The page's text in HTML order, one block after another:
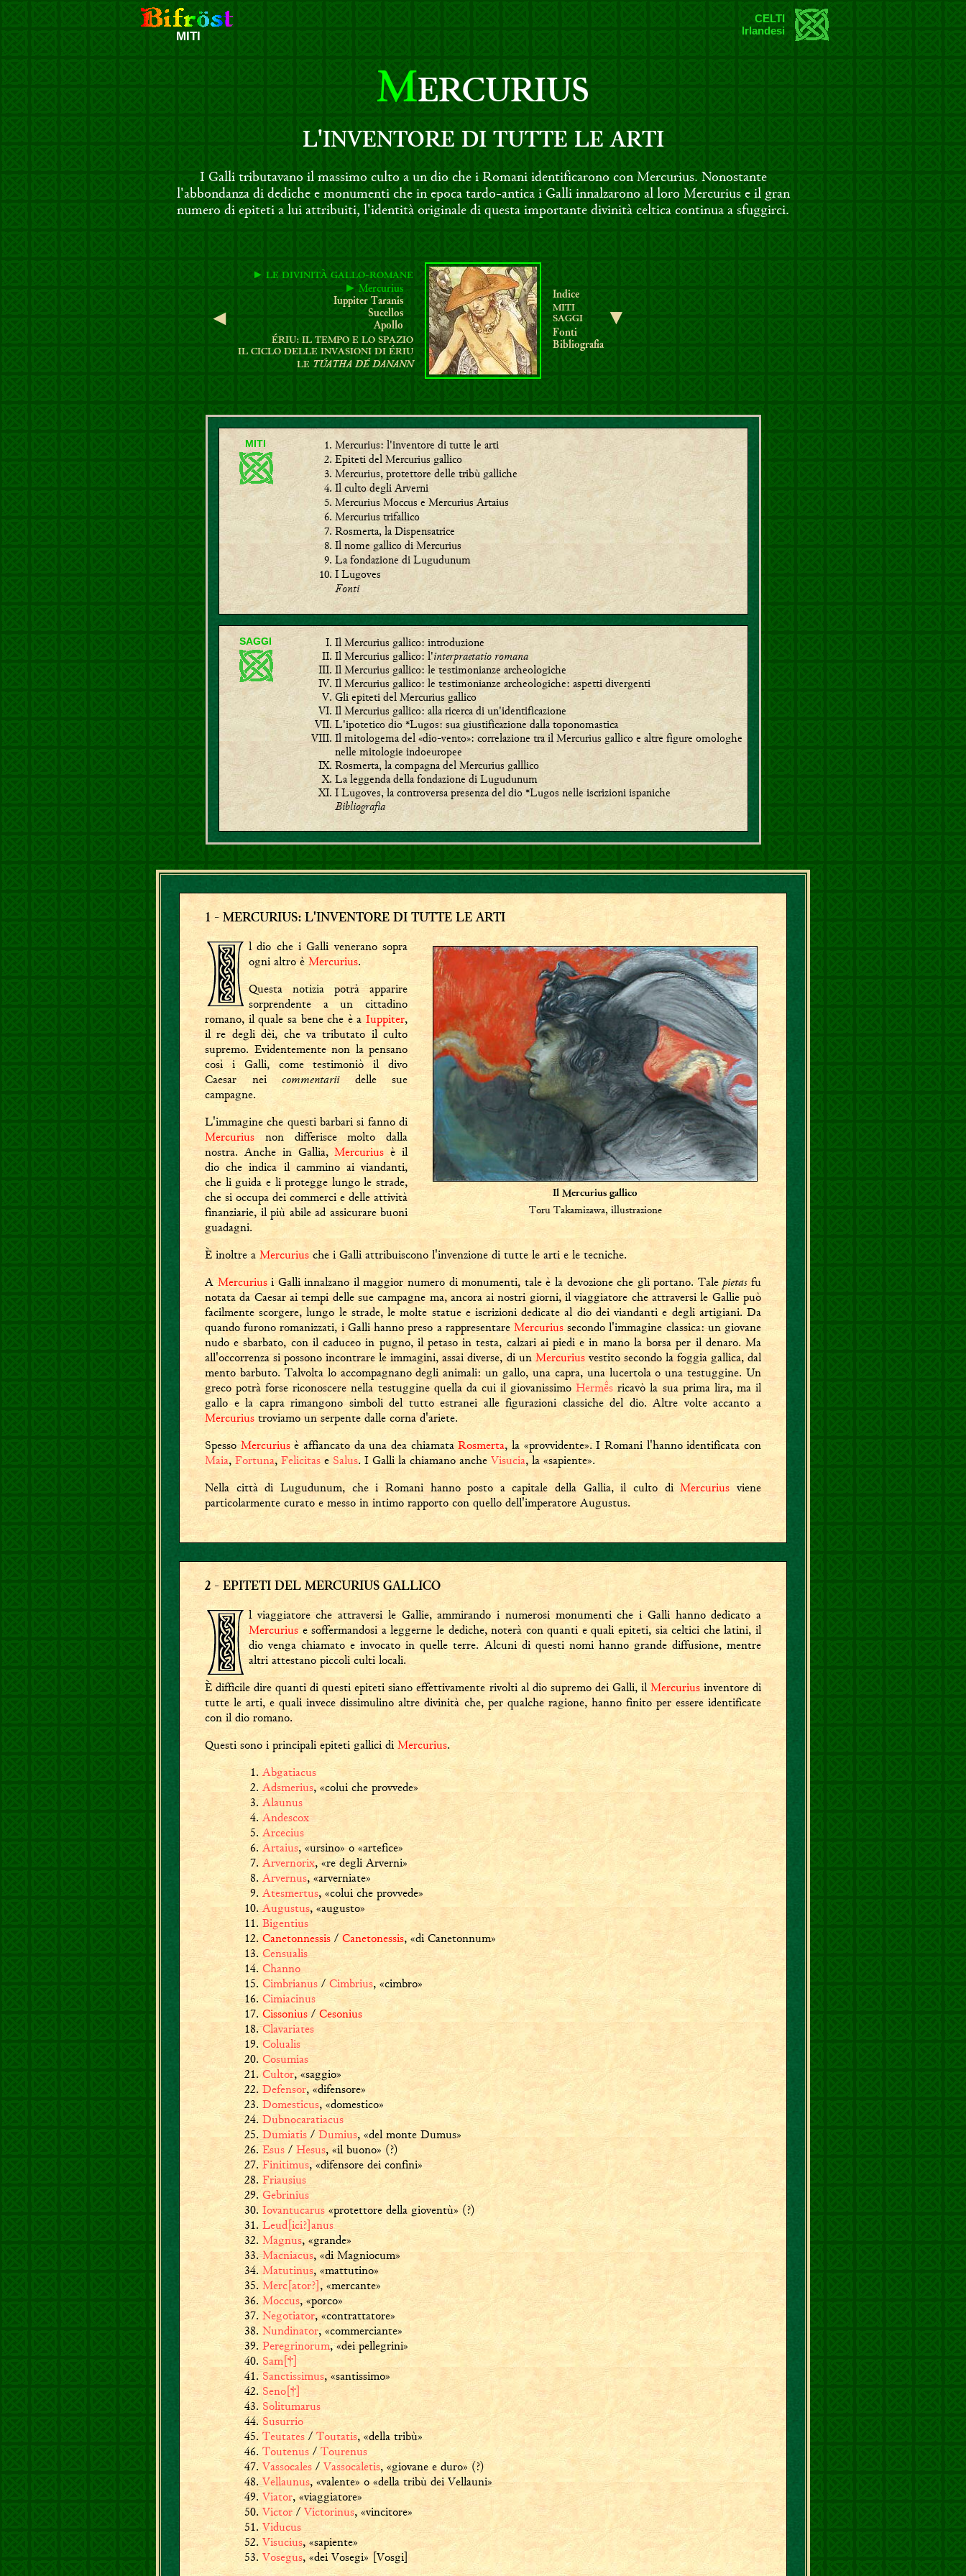
MITI
CELTI
Irlandesi
MERCURIUS
L'INVENTORE DI TUTTE LE ARTI
I Galli tributavano il massimo culto a un dio che i Romani identificarono con Mercurius. Nonostante
l'abbondanza di dediche e monumenti che in epoca tardo-antica i Galli innalzarono al loro Mercurius e il gran
numero di epiteti a lui attribuiti, l'identità originale di questa importante divinità celtica continua a sfuggirci.
◄
► LE DIVINITÀ GALLO-ROMANE
► Mercurius
Iuppiter Taranis
Sucellos
Apollo
ÉRIU: IL TEMPO E LO SPAZIO
IL CICLO DELLE INVASIONI DI ÉRIU
LE TÚATHA DÉ DANANN
Indice
▼
MITI
SAGGI
Fonti
Bibliografia
MITI
Mercurius: l'inventore di tutte le arti
Epiteti del Mercurius gallico
Mercurius, protettore delle tribù galliche
Il culto degli Arverni
Mercurius Moccus e Mercurius Artaius
Mercurius trifallico
Rosmerta, la Dispensatrice
Il nome gallico di Mercurius
La fondazione di Lugudunum
I Lugoves
Fonti
SAGGI
Il Mercurius gallico: introduzione
Il Mercurius gallico: l'interpraetatio romana
Il Mercurius gallico: le testimonianze archeologiche
Il Mercurius gallico: le testimonianze archeologiche: aspetti divergenti
Gli epiteti del Mercurius gallico
Il Mercurius gallico: alla ricerca di un'identificazione
L'ipotetico dio *Lugos: sua giustificazione dalla toponomastica
Il mitologema del «dio-vento»: correlazione tra il Mercurius gallico e altre figure omologhe
nelle mitologie indoeuropee
Rosmerta, la compagna del Mercurius galllico
La leggenda della fondazione di Lugudunum
I Lugoves, la controversa presenza del dio *Lugos nelle iscrizioni ispaniche
Bibliografia
1 -MERCURIUS: L'INVENTORE DI TUTTE LE ARTI
Il Mercurius gallico
Toru Takamizawa, illustrazione
l dio che i Galli venerano sopra
ogni altro èMercurius.
Questa notizia potrà apparire
sorprendente a un cittadino
romano, il quale sa bene che è aIuppiter,
il re degli dèi, che va tributato il culto
supremo. Evidentemente non la pensano
così i Galli, come testimoniò il divo
Caesar nei commentariidelle sue
campagne.
L'immagine che questi barbari si fanno di
Mercurius non differisce molto dalla
nostra. Anche in Gallia,Mercurius è il
dio che indica il cammino ai viandanti,
che li guida e li protegge lungo le strade,
che si occupa dei commerci e delle attività
finanziarie, il più abile ad assicurare buoni
guadagni.
È inoltre a Mercurius che i Galli attribuiscono l'invenzione di tutte le arti e le tecniche.
AMercuriusi Galli innalzano il maggior numero di monumenti, tale è la devozione che gli portano. Tale pietasfu
notata da Caesar ai tempi delle sue campagne ma, ancora ai nostri giorni, il viaggiatore che attraversi le Gallie può
facilmente scorgere, lungo le strade, le molte statue e iscrizioni dedicate al dio dei viandanti e degli artigiani. Da
quando furono romanizzati, i Galli hanno preso a rappresentare Mercurius secondo l'immagine classica: un giovane
nudo e sbarbato, con il caduceo in pugno, il petaso in testa, calzari ai piedi e in mano la borsa per il denaro. Ma
all'occorrenza si possono incontrare le immagini, assai diverse, di un Mercuriusvestito secondo la foggia gallica, dal
mento barbuto. Talvolta lo accompagnano degli animali: un gallo, una capra, una lucertola o una testuggine. Un
greco potrà forse riconoscere nella testuggine quella da cui il giovanissimoHerms ricavò la sua prima lira, ma il
gallo e la capra rimangono simboli del tutto estranei alle figurazioni classiche del dio. Altre volte accanto a
Mercurius troviamo un serpente dalle corna d'ariete.
SpessoMercuriusè affiancato da una dea chiamataRosmerta, la «provvidente». I Romani l'hanno identificata con
Maia, Fortuna, Felicitas e Salus. I Galli la chiamano anche Visucia, la «sapiente».
Nella città di Lugudunum, che i Romani hanno posto a capitale della Gallia, il culto diMercurius viene
particolarmente curato e messo in intimo rapporto con quello dell'imperatore Augustus.
2 - EPITETI DEL MERCURIUS GALLICO
l viaggiatore che attraversi le Gallie, ammirando i numerosi monumenti che i Galli hanno dedicato a
Mercuriuse soffermandosi a leggerne le dediche, noterà con quanti e quali epiteti, sia celtici che latini, il
dio venga chiamato e invocato in quelle terre. Alcuni di questi nomi hanno grande diffusione, mentre
altri attestano piccoli culti locali.
È difficile dire quanti di questi epiteti siano effettivamente rivolti al dio supremo dei Galli, il Mercuriusinventore di
tutte le arti, e quali invece dissimulino altre divinità che, per qualche ragione, hanno finito per essere identificate
con il dio romano.
Questi sono i principali epiteti gallici di Mercurius.
Abgatiacus
Adsmerius, «colui che provvede»
Alaunus
Andescox
Arcecius
Artaius, «ursino» o «artefice»
Arvernorix, «re degli Arverni»
Arvernus, «arverniate»
Atesmertus, «colui che provvede»
Augustus, «augusto»
Bigentius
Canetonnessis /Canetonessis, «di Canetonnum»
Censualis
Channo
Cimbrianus / Cimbrius, «cimbro»
Cimiacinus
Cissonius / Cesonius
Clavariates
Colualis
Cosumias
Cultor, «saggio»
Defensor, «difensore»
Domesticus, «domestico»
Dubnocaratiacus
Dumiatis /Dumius, «del monte Dumus»
Esus / Hesus, «il buono» (?)
Finitimus, «difensore dei confini»
Friausius
Gebrinius
Iovantucarus «protettore della gioventù» (?)
Leud[ici?]anus
Magnus, «grande»
Macniacus, «di Magniocum»
Matutinus, «mattutino»
Merc[ator?], «mercante»
Moccus, «porco»
Negotiator, «contrattatore»
Nundinator, «commerciante»
Peregrinorum, «dei pellegrini»
Sam[†]
Sanctissimus, «santissimo»
Seno[†]
Solitumarus
Susurrio
Teutates/ Toutatis, «della tribù»
Toutenus /Tourenus
Vassocales / Vassocaletis, «giovane e duro» (?)
Vellaunus, «valente» o «della tribù dei Vellauni»
Viator, «viaggiatore»
Victor / Victorinus, «vincitore»
Viducus
Visucius, «sapiente»
Vosegus, «dei Vosegi» [Vosgi]